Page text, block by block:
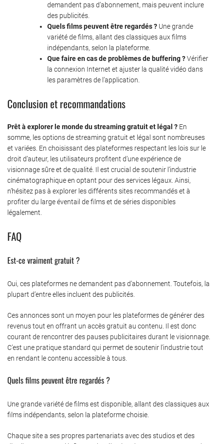
demandent pas d’abonnement, mais peuvent inclure
des publicités.
Quels films peuvent être regardés ? Une grande
variété de films, allant des classiques aux films
indépendants, selon la plateforme.
Que faire en cas de problèmes de buffering ?Vérifier
la connexion Internet et ajuster la qualité vidéo dans
les paramètres de l’application.
Conclusion et recommandations
Prêt à explorer le monde du streaming gratuit et légal ? En
somme, les options de streaming gratuit et légal sont nombreuses
et variées. En choisissant des plateformes respectant les lois sur le
droit d’auteur, les utilisateurs profitent d’une expérience de
visionnage sûre et de qualité. Il est crucial de soutenir l’industrie
cinématographique en optant pour des services légaux. Ainsi,
n’hésitez pas à explorer les différents sites recommandés et à
profiter du large éventail de films et de séries disponibles
légalement.
FAQ
Est-ce vraiment gratuit ?
Oui, ces plateformes ne demandent pas d’abonnement. Toutefois, la
plupart d’entre elles incluent des publicités.
Ces annonces sont un moyen pour les plateformes de générer des
revenus tout en offrant un accès gratuit au contenu. Il est donc
courant de rencontrer des pauses publicitaires durant le visionnage.
C’est une pratique standard qui permet de soutenir l’industrie tout
en rendant le contenu accessible à tous.
Quels films peuvent être regardés ?
Une grande variété de films est disponible, allant des classiques aux
films indépendants, selon la plateforme choisie.
Chaque site a ses propres partenariats avec des studios et des